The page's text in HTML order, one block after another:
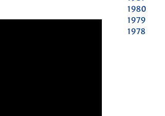
1980
1979
1978